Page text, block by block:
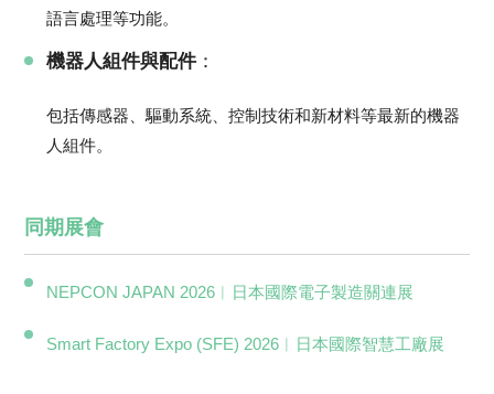
語言處理等功能。
機器人組件與配件 ：
包括傳感器、驅動系統、控制技術和新材料等最新的機器
人組件。
同期展會
NEPCON JAPAN 2026︱日本國際電子製造關連展
Smart Factory Expo (SFE) 2026︱日本國際智慧工廠展